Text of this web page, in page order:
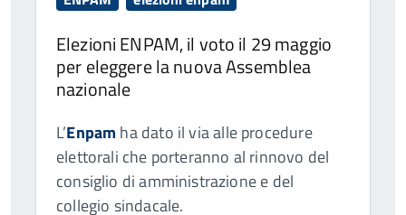
Elezioni ENPAM, il voto il 29 maggio
per eleggere la nuova Assemblea
nazionale
L’Enpam ha dato il via alle procedure
elettorali che porteranno al rinnovo del
consiglio di amministrazione e del
collegio sindacale.